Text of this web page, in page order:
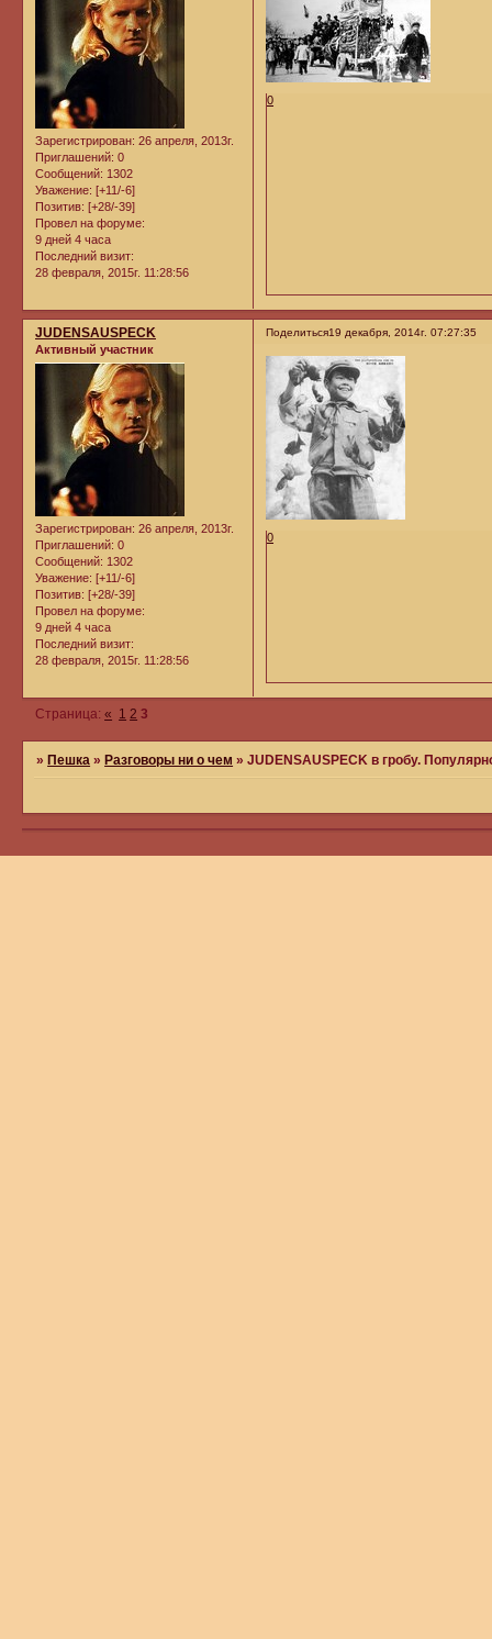
Зарегистрирован: 26 апреля, 2013г.
Приглашений: 0
Сообщений: 1302
Уважение: [+11/-6]
Позитив: [+28/-39]
Провел на форуме:
9 дней 4 часа
Последний визит:
28 февраля, 2015г. 11:28:56
0
Поделиться19 декабря, 2014г. 07:27:35
JUDENSAUSPECK
Активный участник
Зарегистрирован: 26 апреля, 2013г.
Приглашений: 0
Сообщений: 1302
Уважение: [+11/-6]
Позитив: [+28/-39]
Провел на форуме:
9 дней 4 часа
Последний визит:
28 февраля, 2015г. 11:28:56
0
Страница:« 1 2 3
» Пешка » Разговоры ни о чем »JUDENSAUSPECK в гробу.